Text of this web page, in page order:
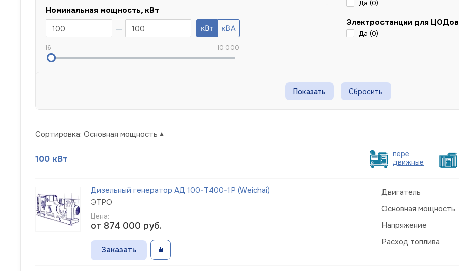
Номинальная мощность, кВт
16 10 000
Да (0)
Электростанции для ЦОДов
Да (0)
Сбросить
Сортировка: Основная мощность
100 кВт
пере
движные
Дизельный генератор АД 100-Т400-1Р (Weichai)
ЭТРО
Цена:
от 874 000 руб.
Заказать
Двигатель
Основная мощность
Напряжение
Расход топлива